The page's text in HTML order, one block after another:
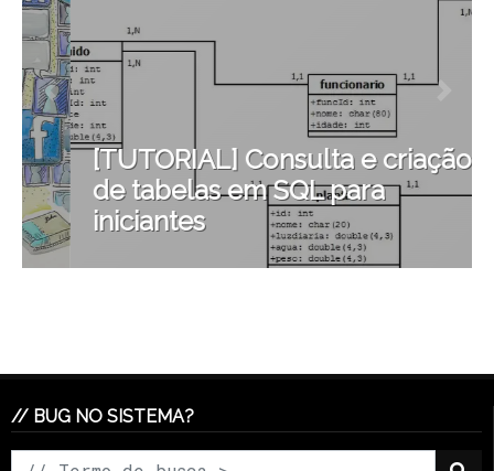
[TUTORIAL] Consulta e criação
de tabelas em SQL para
iniciantes
// BUG NO SISTEMA?